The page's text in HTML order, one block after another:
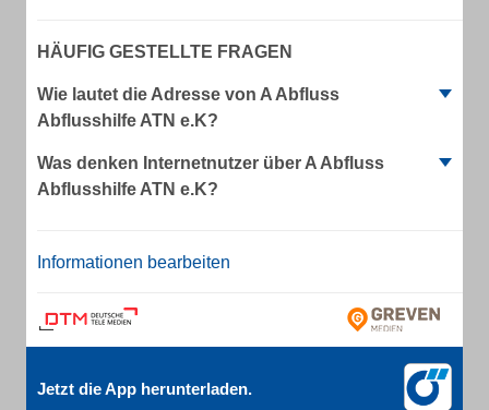
HÄUFIG GESTELLTE FRAGEN
Wie lautet die Adresse von A Abfluss
Abflusshilfe ATN e.K?
Was denken Internetnutzer über A Abfluss
Abflusshilfe ATN e.K?
Informationen bearbeiten
Jetzt die App herunterladen.